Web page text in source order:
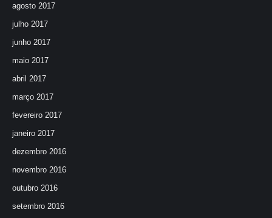
agosto 2017
julho 2017
junho 2017
maio 2017
abril 2017
março 2017
fevereiro 2017
janeiro 2017
dezembro 2016
novembro 2016
outubro 2016
setembro 2016